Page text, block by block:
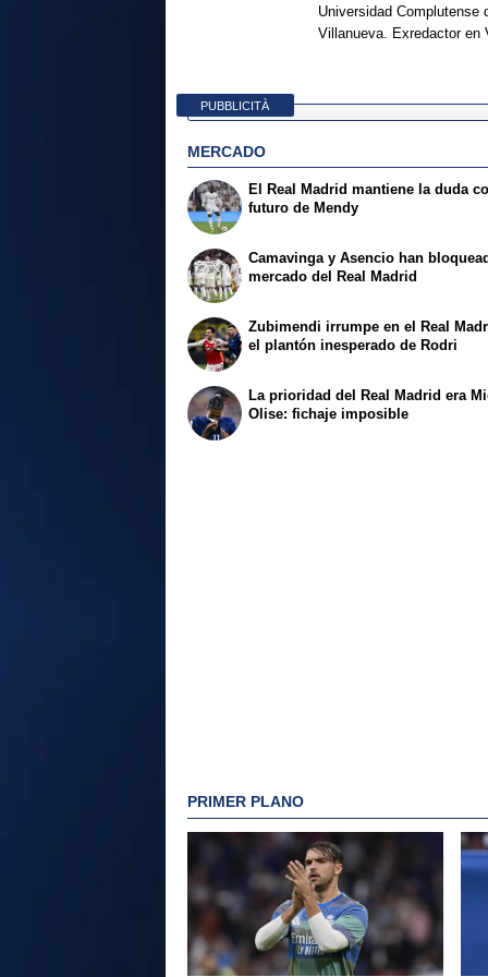
Universidad Complutense
Villanueva. Exredactor en
PUBBLICITÀ
MERCADO
El Real Madrid mantiene la duda
futuro de Mendy
Camavinga y Asencio han
mercado del Real Madrid
Zubimendi irrumpe en el Real
el plantón inesperado de Rodri
La prioridad del Real Madrid era
Olise: fichaje imposible
PRIMER PLANO